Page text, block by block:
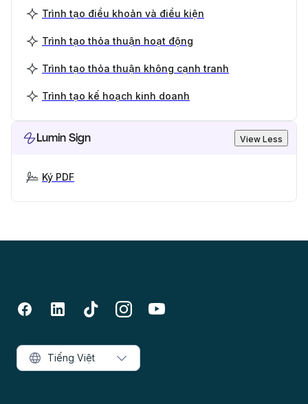
Trình tạo điều khoản và điều kiện
Trình tạo thỏa thuận hoạt động
Trình tạo thỏa thuận không cạnh tranh
Trình tạo kế hoạch kinh doanh
Lumin Sign View Less
Ký PDF
Tiếng Việt